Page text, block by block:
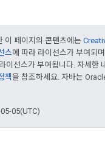
이 페이지의 콘텐츠에는
스에 따라 라이선스가 부여되
이선스가 부여됩니다. 자세한
책을 참조하세요. 자바는
05(UTC)